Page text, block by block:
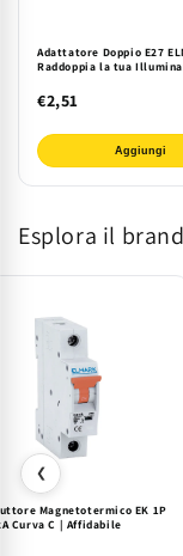
Adattatore Doppio E27
Raddoppia la tua
€2,51
Aggiungi
Esplora il brand
❮
Magnetotermico EK 1P
Curva C | Affidabile